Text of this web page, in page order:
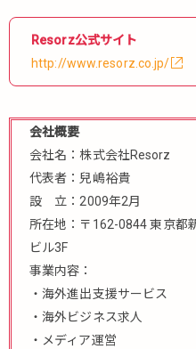
Resorz公式サイト
http://www.resorz.co.jp/
会社概要
会社名：株式会社Resorz
代表者：兒嶋裕貴
設 立：2009年2月
所在地：〒162-0844 東京都
ビル3F
事業内容：
・海外進出支援サービス
・海外ビジネス求人
・メディア運営